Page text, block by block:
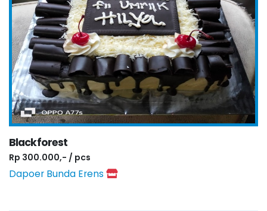
Blackforest
Rp 300.000,- / pcs
Dapoer Bunda Erens